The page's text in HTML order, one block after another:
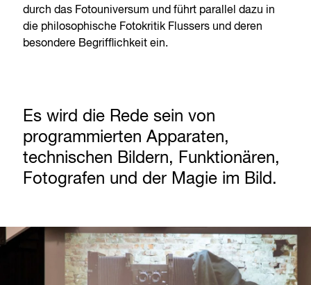
durch das Fotouniversum und führt parallel dazu in
die philosophische Fotokritik Flussers und deren
besondere Begrifflichkeit ein.
Es wird die Rede sein von
programmierten Apparaten,
technischen Bildern, Funktionären,
Fotografen und der Magie im Bild.